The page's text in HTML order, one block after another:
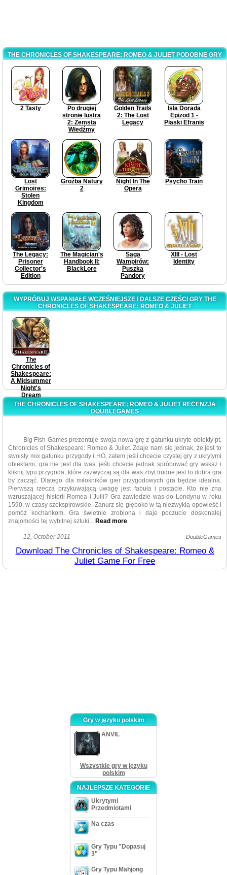
THE CHRONICLES OF SHAKESPEARE: ROMEO & JULIET PODOBNE GRY
2 Tasty
Po drugiej
stronie lustra
2: Zemsta
Wiedźmy
Golden Trails
2: The Lost
Legacy
Isla Dorada
Epizod 1 -
Piaski Efranis
Lost
Grimoires:
Stolen
Kingdom
Groźba Natury
2
Night In The
Opera
Psycho Train
The Legacy:
Prisoner
Collector's
Edition
The Magician's
Handbook II:
BlackLore
Saga
Wampirów:
Puszka
Pandory
XIII - Lost
Identity
WYPRÓBUJ WSPANIAŁE WCZEŚNIEJSZE I DALSZE CZĘŚCI GRY THE
CHRONICLES OF SHAKESPEARE: ROMEO & JULIET
The
Chronicles of
Shakespeare:
A Midsummer
Night's
Dream
THE CHRONICLES OF SHAKESPEARE: ROMEO & JULIET RECENZJA
DOUBLEGAMES
Big Fish Games prezentuje swoja nowa grę z gatunku ukryte obiekty pt.
Chronicles of Shakespeare: Romeo & Juliet. Zdaje nam się jednak, że jest to
swoisty mix gatunku przygody i HO, zatem jeśli chcecie czystej gry z ukrytymi
obiektami, gra nie jest dla was, jeśli chcecie jednak spróbować gry wskaż i
kliknij typu przygoda, które zazwyczaj są dla was zbyt trudne jest to dobra gra
by zacząć. Dlatego dla miłośników gier przygodowych gra będzie idealna.
Pierwszą rzeczą przykuwającą uwagę jest fabuła i postacie. Kto nie zna
wzruszającej historii Romea i Julii? Gra zawiedzie was do Londynu w roku
1590, w czasy szekspirowskie. Zanurz się głęboko w tą niezwykłą opowieść i
pomóż kochankom. Gra świetnie zrobiona i daje poczucie doskonałej
znajomości tej wybitnej sztuki.
Read more
Jak większość przygód, gra nie ogranicza was czasowo, wręcz
poszczególnymi częściami gry. Wstęp jest piękny, opatrzony doskonałą
muzyką odpowiadającą w całości atmosferze i ówczesnym czasom. Nie
pomijajcie tego, ponieważ oferuje wam fabułę i opowieść poza głównym
12, October 2011 DoubleGames
Download The Chronicles of Shakespeare: Romeo &
Juliet Game For Free
Gry w języku polskim
ANVIL
Wszystkie gry w języku
polskim
NAJLEPSZE KATEGORIE
Ukrytymi
Przedmiotami
Na czas
Gry Typu "Dopasuj
3"
Gry Typu Mahjong